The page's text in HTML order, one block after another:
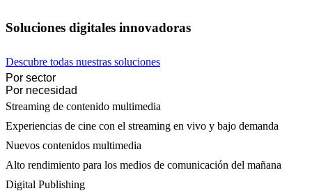
Soluciones digitales innovadoras
Descubre todas nuestras soluciones
Por sector
Por necesidad
Streaming de contenido multimedia
Experiencias de cine con el streaming en vivo y bajo demanda
Nuevos contenidos multimedia
Alto rendimiento para los medios de comunicación del mañana
Digital Publishing